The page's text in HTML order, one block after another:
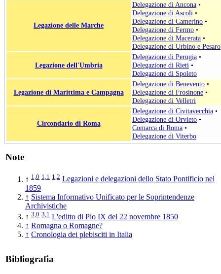
Legazione delle Marche
Delegazione di Ancona •
Delegazione di Ascoli •
Delegazione di Camerino •
Delegazione di Fermo •
Delegazione di Macerata •
Delegazione di Urbino e Pesaro
Legazione dell'Umbria
Delegazione di Perugia •
Delegazione di Rieti •
Delegazione di Spoleto
Legazione di Marittima e Campagna
Delegazione di Benevento •
Delegazione di Frosinone •
Delegazione di Velletri
Circondario di Roma
Delegazione di Civitavecchia •
Delegazione di Orvieto •
Comarca di Roma •
Delegazione di Viterbo
Note
↑ 1,0 1,1 1,2 Legazioni e delegazioni dello Stato Pontificio nel
1859
↑ Sistema Informativo Unificato per le Soprintendenze
Archivistiche
↑ 3,0 3,1 L'editto di Pio IX del 22 novembre 1850
↑ Romagna o Romagne?
↑ Cronologia dei plebisciti in Italia
Bibliografia